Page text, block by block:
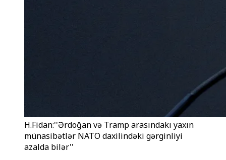
H.Fidan:''Ərdoğan və Tramp arasındakı yaxın
münasibətlər NATO daxilindəki gərginliyi
azalda bilər''